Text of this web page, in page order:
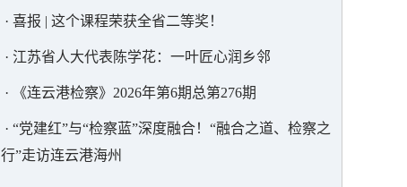
· 喜报 | 这个课程荣获全省二等奖！
· 江苏省人大代表陈学花：一叶匠心润乡邻
· 《连云港检察》2026年第6期总第276期
· “党建红”与“检察蓝”深度融合！“融合之道、检察之
行”走访连云港海州